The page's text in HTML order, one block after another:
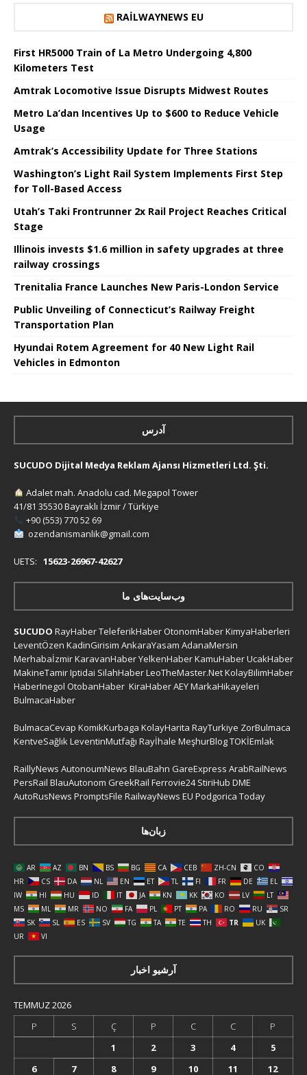
RAILWAYNEWS EU
First HR5000 Train of La Metro Undergoing 4,800
Kilometers Test
Amtrak Locomotive Issue Disrupts Midwest Routes
Metro La’dan Incentives Up to $600 to Reduce Vehicle
Usage
Amtrak’s Accessibility Update for Three Stations
Washington’s Light Rail System Implements First Step
for Toll-Based Access
Utah’s Taki Frontrunner 2x Rail Project Reaches Critical
Stage
Illinois invests $1.6 million in safety upgrades at three
railway crossings
Trenitalia France Launches New Paris-London Service
Public Unveiling of Connecticut’s Railway Freight
Transportation Plan
Hyundai Rotem Agreement for 40 New Light Rail
Vehicles in Edmonton
آدرس
SUCUDO Dijital Medya Reklam Ajansı Hizmetleri Ltd. Şti.
Adalet mah. Anadolu cad. Megapol Tower
41/81 35530 Bayraklı İzmir / Türkiye
+90 (553) 770 52 69
ozendanismanlik@gmail.com
UETS: 15623-26967-42627
وب‌سایت‌های ما
SUCUDO RayHaberTeleferikHaber OtonomHaberKimyaHaberleri
LeventÖzen KadinGirisim AnkaraYasam AdanaMersin
MerhabaİzmirKaravanHaberYelkenHaberKamuHaberUcakHaber
MakineTamirIptidai SilahHaberLeoTheMaster.NetKolayBilimHaber
HaberInegol OtobanHaber KiraHaberAEYMarkaHikayeleri
BulmacaHaber
BulmacaCevap KomikKurbaga KolayHarita RayTurkiye ZorBulmaca
KentveSağlıkLeventinMutfağı Rayİhale MeşhurBlogTOKİEmlak
RaillyNews AutonoumNews BlauBahn GareExpress ArabRailNews
PersRail BlauAutonom GreekRail Ferrovie24 StiriHub DME
AutoRusNews PromptsFile RailwayNews EU Podgorica Today
زبان‌ها
AR AZ BN BS BG CA CEB ZH-CN
CO
HR
CS DA NL EN ET TL FI FR DE
EL
IW
HI HU ID IT JA KN KK KO LV
LT
MS
ML MR NO FA PL PT PA RO RU
SR
SK
SL ES SV TG TA TE TH TR
UK
UR
VI
آرشیو اخبار
TEMMUZ 2026
P
S Ç P C C
P
1
2 3 4
5
6
7 8 9 10 11 12